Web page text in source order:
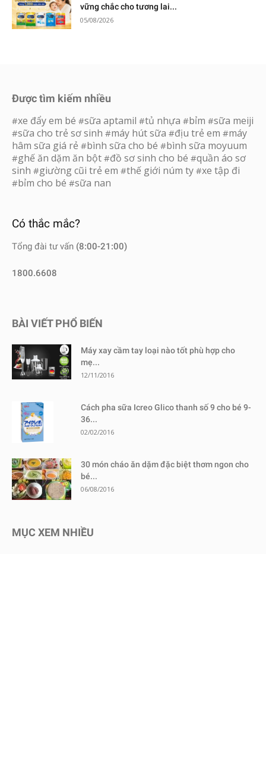
vững chắc cho tương lai...
05/08/2026
Được tìm kiếm nhiều
#xe đẩy em bé #sữa aptamil #tủ nhựa #bỉm #sữa meiji
#sữa cho trẻ sơ sinh #máy hút sữa #địu trẻ em #máy
hâm sữa giá rẻ #bình sữa cho bé #bình sữa moyuum
#ghế ăn dặm ăn bột #đồ sơ sinh cho bé #quần áo sơ
sinh #giường cũi trẻ em #thế giới núm ty #xe tập đi
#bỉm cho bé #sữa nan
Có thắc mắc?
Tổng đài tư vấn (8:00-21:00)
1800.6608
BÀI VIẾT PHỔ BIẾN
Máy xay cầm tay loại nào tốt phù hợp cho
mẹ...
12/11/2016
Cách pha sữa Icreo Glico thanh số 9 cho bé 9-
36...
02/02/2016
30 món cháo ăn dặm đặc biệt thơm ngon cho
bé...
06/08/2016
MỤC XEM NHIỀU